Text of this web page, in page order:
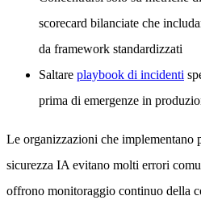
scorecard bilanciate che
da framework standardizzati
Saltare playbook di incidenti
prima di emergenze in
Le organizzazioni che implementano
sicurezza IA evitano molti errori
offrono monitoraggio continuo della